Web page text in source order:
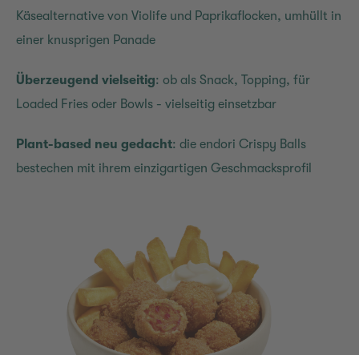
Käsealternative von Violife und Paprikaflocken, umhüllt in
einer knusprigen Panade
Überzeugend vielseitig: ob als Snack, Topping, für
Loaded Fries oder Bowls - vielseitig einsetzbar
Plant-based neu gedacht: die endori Crispy Balls
bestechen mit ihrem einzigartigen Geschmacksprofil